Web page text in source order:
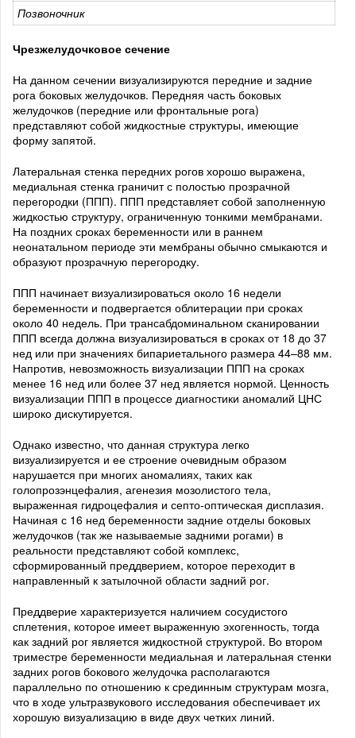
Позвоночник
Чрезжелудочковое сечение
На данном сечении визуализируются передние и задние
рога боковых желудочков. Передняя часть боковых
желудочков (передние или фронтальные рога)
представляют собой жидкостные структуры, имеющие
форму запятой.
Латеральная стенка передних рогов хорошо выражена,
медиальная стенка граничит с полостью прозрачной
перегородки (ППП). ППП представляет собой заполненную
жидкостью структуру, ограниченную тонкими мембранами.
На поздних сроках беременности или в раннем
неонатальном периоде эти мембраны обычно смыкаются и
образуют прозрачную перегородку.
ППП начинает визуализироваться около 16 недели
беременности и подвергается облитерации при сроках
около 40 недель. При трансабдоминальном сканировании
ППП всегда должна визуализироваться в сроках от 18 до 37
нед или при значениях бипариетального размера 44–88 мм.
Напротив, невозможность визуализации ППП на сроках
менее 16 нед или более 37 нед является нормой. Ценность
визуализации ППП в процессе диагностики аномалий ЦНС
широко дискутируется.
Однако известно, что данная структура легко
визуализируется и ее строение очевидным образом
нарушается при многих аномалиях, таких как
голопрозэнцефалия, агенезия мозолистого тела,
выраженная гидроцефалия и септо-оптическая дисплазия.
Начиная с 16 нед беременности задние отделы боковых
желудочков (так же называемые задними рогами) в
реальности представляют собой комплекс,
сформированный преддверием, которое переходит в
направленный к затылочной области задний рог.
Преддверие характеризуется наличием сосудистого
сплетения, которое имеет выраженную эхогенность, тогда
как задний рог является жидкостной структурой. Во втором
триместре беременности медиальная и латеральная стенки
задних рогов бокового желудочка располагаются
параллельно по отношению к срединным структурам мозга,
что в ходе ультразвукового исследования обеспечивает их
хорошую визуализацию в виде двух четких линий.